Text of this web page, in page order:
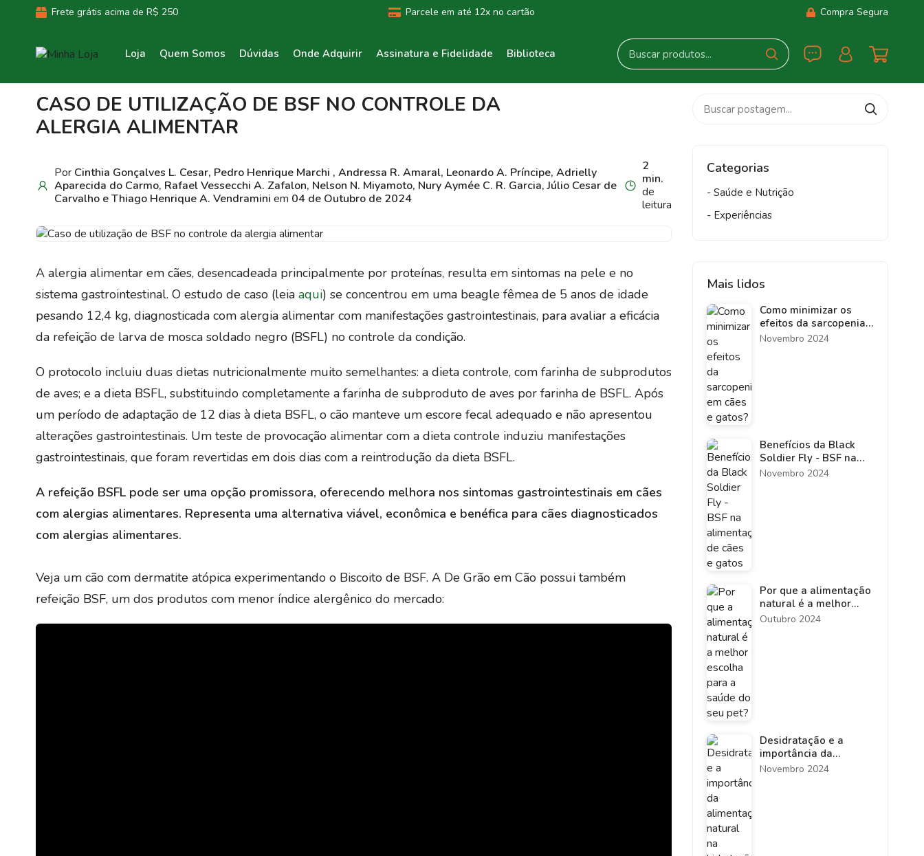
Frete grátis acima de R$ 250 Parcele em até 12x no cartão Compra Segura
Loja Quem Somos Dúvidas Onde Adquirir Assinatura e Fidelidade Biblioteca
CASO DE UTILIZAÇÃO DE BSF NO CONTROLE DA
ALERGIA ALIMENTAR
Por Cinthia Gonçalves L. Cesar, Pedro Henrique Marchi , Andressa R. Amaral, Leonardo A. Príncipe, Adrielly
Aparecida do Carmo, Rafael Vessecchi A. Zafalon, Nelson N. Miyamoto, Nury Aymée C. R. Garcia, Júlio Cesar de
Carvalho e Thiago Henrique A. Vendramini em 04 de Outubro de 2024
2
min.
de
leitura
A alergia alimentar em cães, desencadeada principalmente por proteínas, resulta em sintomas na pele e no
sistema gastrointestinal. O estudo de caso (leia aqui) se concentrou em uma beagle fêmea de 5 anos de idade
pesando 12,4 kg, diagnosticada com alergia alimentar com manifestações gastrointestinais, para avaliar a eficácia
da refeição de larva de mosca soldado negro (BSFL) no controle da condição.
O protocolo incluiu duas dietas nutricionalmente muito semelhantes: a dieta controle, com farinha de subprodutos
de aves; e a dieta BSFL, substituindo completamente a farinha de subproduto de aves por farinha de BSFL. Após
um período de adaptação de 12 dias à dieta BSFL, o cão manteve um escore fecal adequado e não apresentou
alterações gastrointestinais. Um teste de provocação alimentar com a dieta controle induziu manifestações
gastrointestinais, que foram revertidas em dois dias com a reintrodução da dieta BSFL.
A refeição BSFL pode ser uma opção promissora, oferecendo melhora nos sintomas gastrointestinais em cães
com alergias alimentares. Representa uma alternativa viável, econômica e benéfica para cães diagnosticados
com alergias alimentares.
Veja um cão com dermatite atópica experimentando o Biscoito de BSF. A De Grão em Cão possui também
refeição BSF, um dos produtos com menor índice alergênico do mercado:
Categorias
- Saúde e Nutrição
- Experiências
Mais lidos
Como minimizar os
efeitos da sarcopenia
em cães e gatos?
Novembro 2024
Benefícios da Black
Soldier Fly - BSF na
alimentação de cães e
Novembro 2024
Por que a alimentação
natural é a melhor
escolha para a saúde
Outubro 2024
Desidratação e a
importância da
alimentação natural
Novembro 2024